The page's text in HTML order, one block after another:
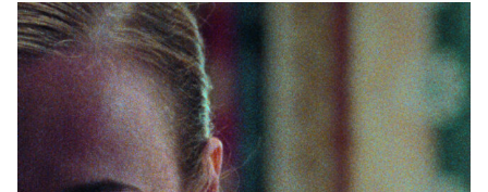
Under en ödesdiger eftermiddag på en tom
grundskola möts föräldrarna till Armand och Jon.
Snabbt hamnar de i en desperat kamp för att bli
trodda när en son anklagas för att överskrida den
andras gränser. Alla medel blir tillåtna galenskap,
lust och besatthet blandas i ett tätt drama som för